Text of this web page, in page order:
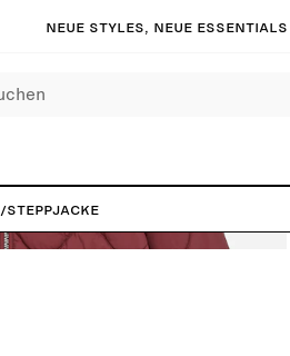
Neue Styles, neue Essentials
/Steppjacke